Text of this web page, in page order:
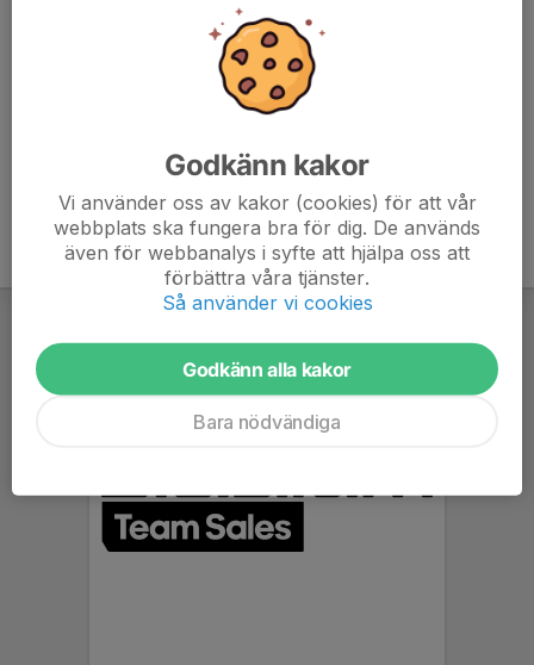
Vi spelar returmöte mot Smålandsstenar hos oss på
hemmaplan. Vi samlas 16:30, mätta och ombytta (gärna
Godkänn kakor
Vi använder oss av kakor (cookies) för att vår
webbplats ska fungera bra för dig. De används
även för webbanalys i syfte att hjälpa oss att
förbättra våra tjänster.
Så använder vi cookies
Godkänn alla kakor
Bara nödvändiga